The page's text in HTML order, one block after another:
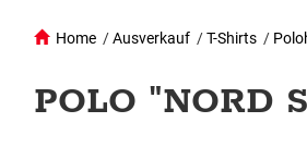
Home /Ausverkauf /T-Shirts /
POLO "NORD